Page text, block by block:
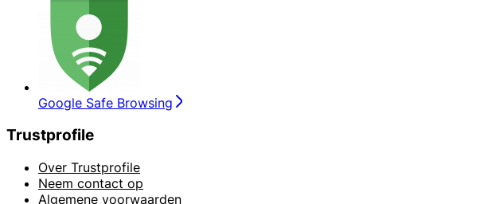
Google Safe Browsing
Trustprofile
Over Trustprofile
Neem contact op
Algemene voorwaarden